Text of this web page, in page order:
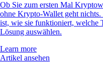
Ob Sie zum ersten Mal
ohne Krypto-Wallet geht
ist, wie sie funktioniert, welche
Lösung auswählen.
Learn more
Artikel ansehen